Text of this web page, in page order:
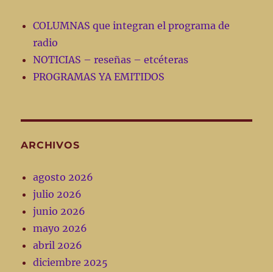
COLUMNAS que integran el programa de
radio
NOTICIAS – reseñas – etcéteras
PROGRAMAS YA EMITIDOS
ARCHIVOS
agosto 2026
julio 2026
junio 2026
mayo 2026
abril 2026
diciembre 2025